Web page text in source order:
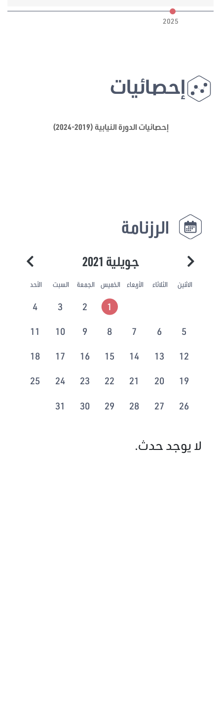
2025
إحصائيات
إحصائيات الدورة النيابية (2019-2024)
الرزنامة
جويلية 2021
الاثنين الثلاثاء الأربعاء الخميس الجمعة السبت الأحد
1
2
3
4
5
6
7
8
9
10
11
12
13
14
15
16
17
18
19
20
21
22
23
24
25
26
27
28
29
30
31
لا يوجد حدث.